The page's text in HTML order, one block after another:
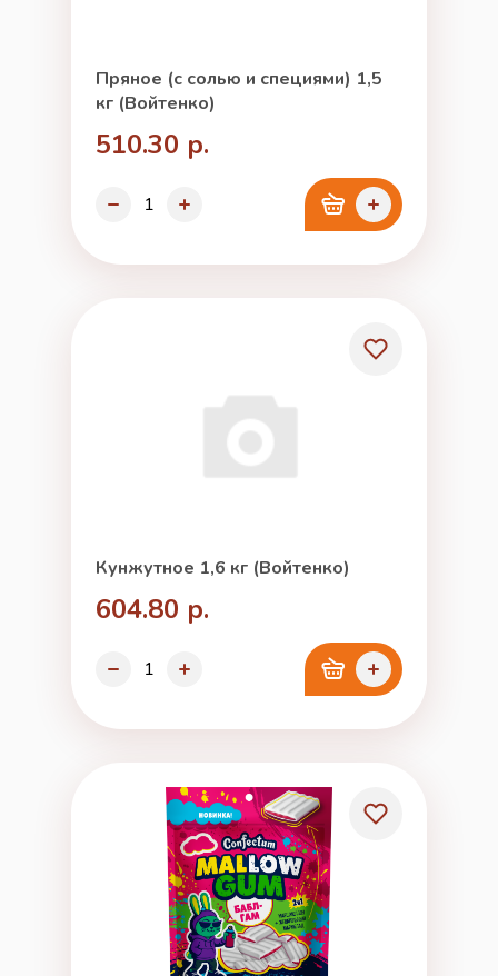
Пряное (с солью и специями) 1,5
кг (Войтенко)
510.30 р.
Кунжутное 1,6 кг (Войтенко)
604.80 р.